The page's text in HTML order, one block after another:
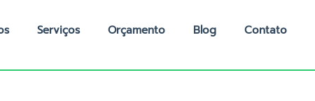
Serviços Orçamento Blog Contato